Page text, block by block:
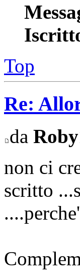
Top
Re:
da
non ci
scritto